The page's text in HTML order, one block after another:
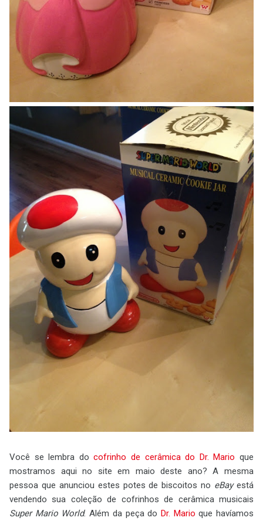
Você se lembra docofrinho de cerâmica do Dr. Mario que
mostramos aqui no site em maio deste ano? A mesma
pessoa que anunciou estes potes de biscoitos no eBayestá
vendendo sua coleção de cofrinhos de cerâmica musicais
Super Mario World. Além da peça do Dr. Mario que havíamos